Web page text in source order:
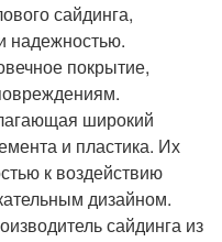
сайдинга,
надежностью.
покрытие,
широкий
и пластика. Их
к воздействию
дизайном.
сайдинга из